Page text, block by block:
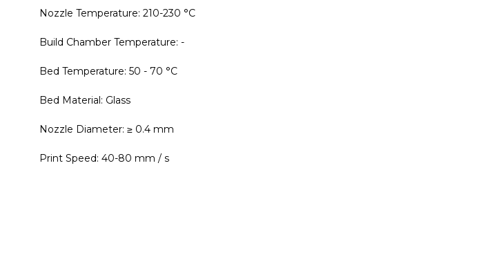
Nozzle Temperature: 210-230 °C
Build Chamber Temperature: -
Bed Temperature: 50 - 70 °C
Bed Material: Glass
Nozzle Diameter: ≥ 0.4 mm
Print Speed: 40-80 mm / s